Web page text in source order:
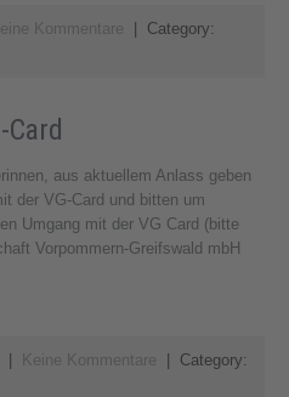
Kommentare
| Category:
Card
aus aktuellem Anlass geben
der VG-Card und bitten um
Umgang mit der VG Card (bitte
Vorpommern-Greifswald mbH
| Keine Kommentare
| Category: